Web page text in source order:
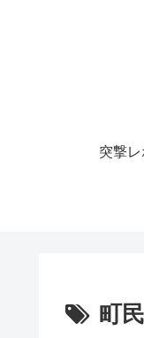
突撃レ
町民